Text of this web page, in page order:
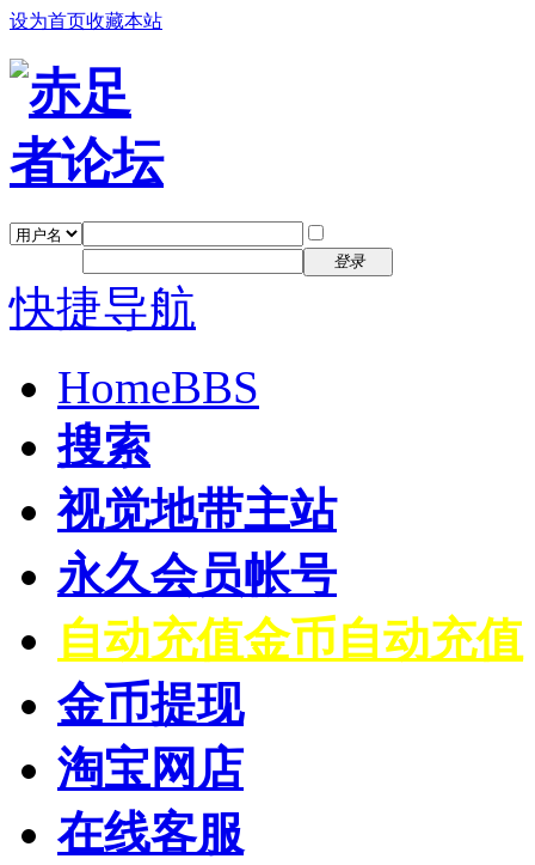
设为首页收藏本站
登录
快捷导航
HomeBBS
搜索
视觉地带主站
永久会员帐号
自动充值金币自动充值
金币提现
淘宝网店
在线客服